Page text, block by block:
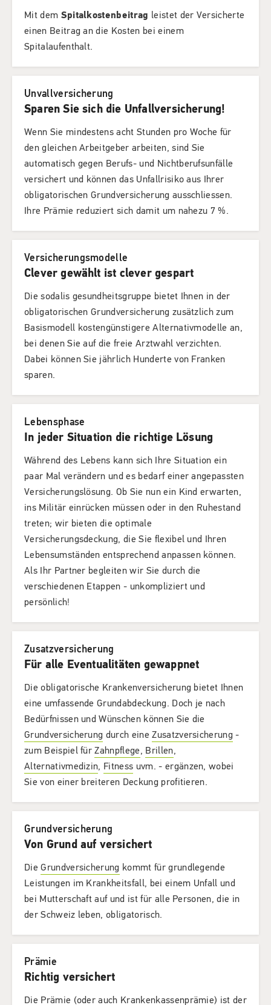
Mit dem Spitalkostenbeitrag leistet der Versicherte
einen Beitrag an die Kosten bei einem
Spitalaufenthalt.
Unvallversicherung
Sparen Sie sich die Unfallversicherung!
Wenn Sie mindestens acht Stunden pro Woche für
den gleichen Arbeitgeber arbeiten, sind Sie
automatisch gegen Berufs- und Nichtberufsunfälle
versichert und können das Unfallrisiko aus Ihrer
obligatorischen Grundversicherung ausschliessen.
Ihre Prämie reduziert sich damit um nahezu 7 %.
Versicherungsmodelle
Clever gewählt ist clever gespart
Die sodalis gesundheitsgruppe bietet Ihnen in der
obligatorischen Grundversicherung zusätzlich zum
Basismodell kostengünstigere Alternativmodelle an,
bei denen Sie auf die freie Arztwahl verzichten.
Dabei können Sie jährlich Hunderte von Franken
sparen.
Lebensphase
In jeder Situation die richtige Lösung
Während des Lebens kann sich Ihre Situation ein
paar Mal verändern und es bedarf einer angepassten
Versicherungslösung. Ob Sie nun ein Kind erwarten,
ins Militär einrücken müssen oder in den Ruhestand
treten; wir bieten die optimale
Versicherungsdeckung, die Sie flexibel und Ihren
Lebensumständen entsprechend anpassen können.
Als Ihr Partner begleiten wir Sie durch die
verschiedenen Etappen - unkompliziert und
persönlich!
Zusatzversicherung
Für alle Eventualitäten gewappnet
Die obligatorische Krankenversicherung bietet Ihnen
eine umfassende Grundabdeckung. Doch je nach
Bedürfnissen und Wünschen können Sie die
Grundversicherung durch eineZusatzversicherung -
zum Beispiel fürZahnpflege, Brillen,
Alternativmedizin, Fitness uvm. - ergänzen, wobei
Sie von einer breiteren Deckung profitieren.
Grundversicherung
Von Grund auf versichert
DieGrundversicherung kommt für grundlegende
Leistungen im Krankheitsfall, bei einem Unfall und
bei Mutterschaft auf und ist für alle Personen, die in
der Schweiz leben, obligatorisch.
Prämie
Richtig versichert
Die Prämie (oder auch Krankenkassenprämie) ist der